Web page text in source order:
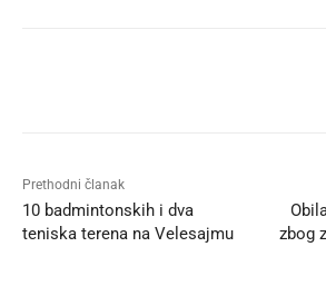
Prethodni članak
10 badmintonskih i dva
teniska terena na Velesajmu
zbog